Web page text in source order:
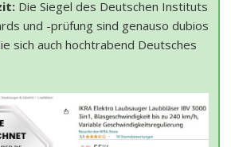
Die Siegel des Deutschen Instituts
und -prüfung sind genauso dubios
sich auch hochtrabend Deutsches